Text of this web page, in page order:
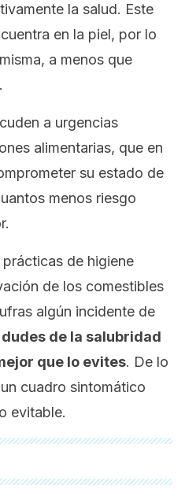
la salud. Este
en la piel, por lo
a menos que
a urgencias
alimentarias, que en
su estado de
menos riesgo
de higiene
de los comestibles
algún incidente de
de la salubridad
que lo evites. De lo
cuadro sintomático
evitable.
revisadas a profundidad por